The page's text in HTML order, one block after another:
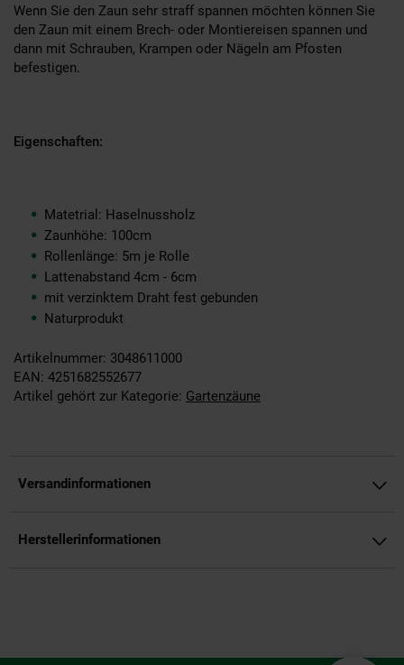
Wenn Sie den Zaun sehr straff spannen möchten können Sie
den Zaun mit einem Brech- oder Montiereisen spannen und
dann mit Schrauben, Krampen oder Nägeln am Pfosten
befestigen.
Eigenschaften:
Matetrial: Haselnussholz
Zaunhöhe: 100cm
Rollenlänge: 5m je Rolle
Lattenabstand 4cm - 6cm
mit verzinktem Draht fest gebunden
Naturprodukt
Artikelnummer: 3048611000
EAN: 4251682552677
Artikel gehört zur Kategorie: Gartenzäune
Versandinformationen
Herstellerinformationen